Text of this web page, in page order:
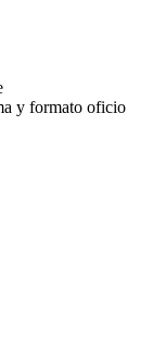
y formato oficio